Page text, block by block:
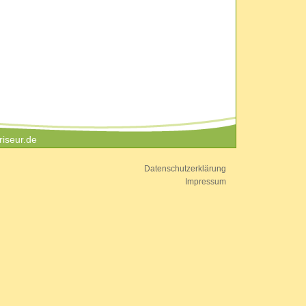
Datenschutzerklärung
Impressum